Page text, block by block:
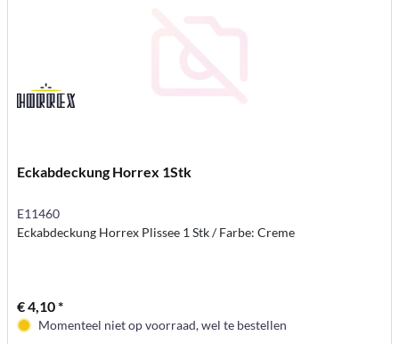
Eckabdeckung Horrex 1Stk
E11460
Eckabdeckung Horrex Plissee 1 Stk / Farbe: Creme
€ 4,10 *
Momenteel niet op voorraad, wel te bestellen